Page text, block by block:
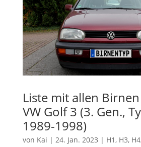
Liste mit allen
VW Golf 3 (3. Gen.,
1989-1998)
von Kai | 24. Jan. 2023 | H1, H3, H4